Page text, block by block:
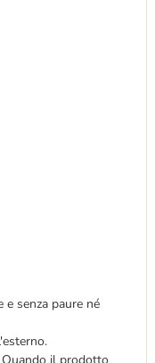
senza paure né